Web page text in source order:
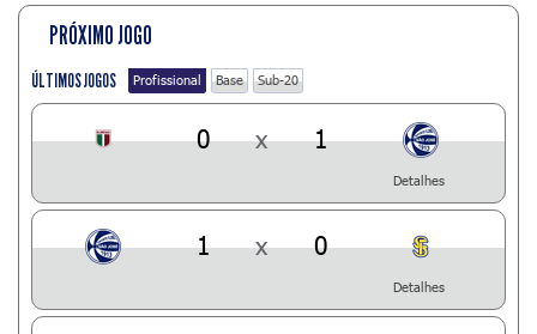
PRÓXIMO JOGO
ÚLTIMOS JOGOS Profissional Base Sub-20
0 x 1
Detalhes
1 x 0
Detalhes